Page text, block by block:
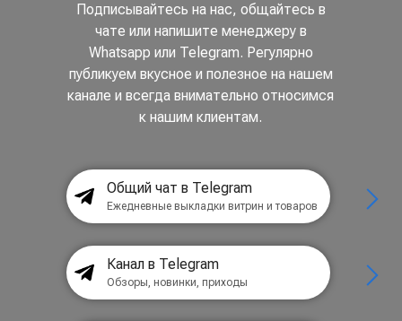
Подписывайтесь на нас, общайтесь в
чате или напишите менеджеру в
Whatsapp или Telegram. Регулярно
публикуем вкусное и полезное на нашем
канале и всегда внимательно относимся
к нашим клиентам.
Общий чат в Telegram
Ежедневные выкладки витрин и товаров
Канал в Telegram
Обзоры, новинки, приходы